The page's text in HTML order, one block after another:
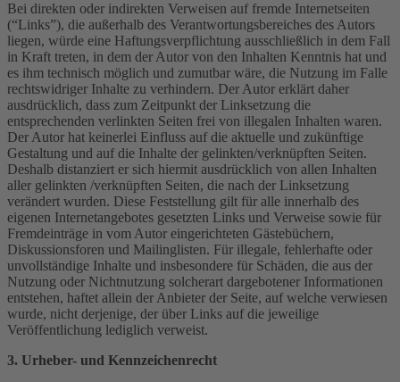
Bei direkten oder indirekten Verweisen auf fremde Internetseiten
(“Links”), die außerhalb des Verantwortungsbereiches des Autors
liegen, würde eine Haftungsverpflichtung ausschließlich in dem Fall
in Kraft treten, in dem der Autor von den Inhalten Kenntnis hat und
es ihm technisch möglich und zumutbar wäre, die Nutzung im Falle
rechtswidriger Inhalte zu verhindern. Der Autor erklärt daher
ausdrücklich, dass zum Zeitpunkt der Linksetzung die
entsprechenden verlinkten Seiten frei von illegalen Inhalten waren.
Der Autor hat keinerlei Einfluss auf die aktuelle und zukünftige
Gestaltung und auf die Inhalte der gelinkten/verknüpften Seiten.
Deshalb distanziert er sich hiermit ausdrücklich von allen Inhalten
aller gelinkten /verknüpften Seiten, die nach der Linksetzung
verändert wurden. Diese Feststellung gilt für alle innerhalb des
eigenen Internetangebotes gesetzten Links und Verweise sowie für
Fremdeinträge in vom Autor eingerichteten Gästebüchern,
Diskussionsforen und Mailinglisten. Für illegale, fehlerhafte oder
unvollständige Inhalte und insbesondere für Schäden, die aus der
Nutzung oder Nichtnutzung solcherart dargebotener Informationen
entstehen, haftet allein der Anbieter der Seite, auf welche verwiesen
wurde, nicht derjenige, der über Links auf die jeweilige
Veröffentlichung lediglich verweist.
3. Urheber- und Kennzeichenrecht